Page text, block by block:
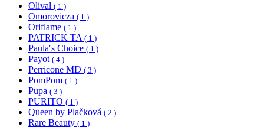
Olival ( 1 )
Omorovicza ( 1 )
Oriflame ( 1 )
PATRICK TA ( 1 )
Paula′s Choice ( 1 )
Payot ( 4 )
Perricone MD ( 3 )
PomPom ( 1 )
Pupa ( 3 )
PURITO ( 1 )
Queen by Plačková ( 2 )
Rare Beauty ( 1 )